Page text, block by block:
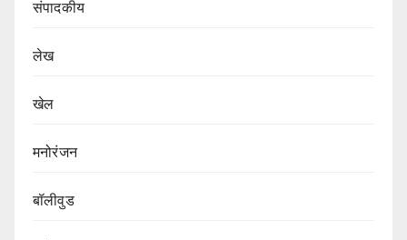
संपादकीय
लेख
खेल
मनोरंजन
बॉलीवुड